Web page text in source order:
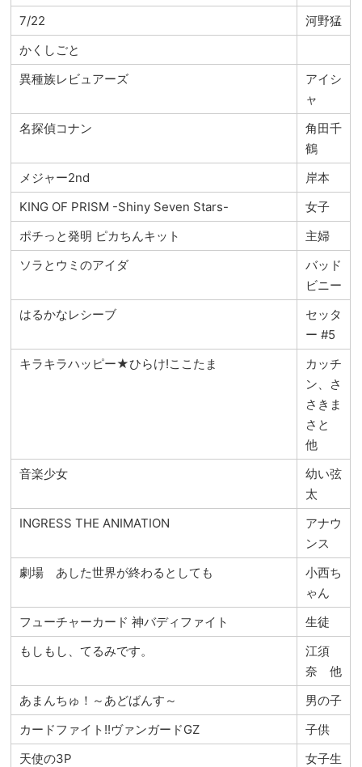
7/22
河野猛
かくしごと
異種族レビュアーズ
アイシ
ャ
名探偵コナン
角田千
鶴
メジャー2nd
岸本
KING OF PRISM -Shiny Seven Stars-
女子
ポチっと発明 ピカちんキット
主婦
ソラとウミのアイダ
バッド
ビニー
はるかなレシーブ
セッタ
ー #5
キラキラハッピー★ひらけ!ここたま
カッチ
ン、さ
さきま
さと
他
音楽少女
幼い弦
太
INGRESS THE ANIMATION
アナウ
ンス
劇場 あした世界が終わるとしても
小西ち
ゃん
フューチャーカード 神バディファイト
生徒
もしもし、てるみです。
江須
奈 他
あまんちゅ！～あどばんす～
男の子
カードファイト!!ヴァンガードGZ
子供
天使の3P
女子生